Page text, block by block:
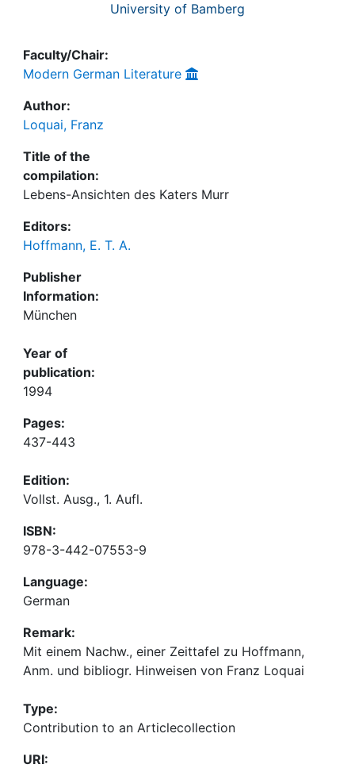
University of Bamberg
Faculty/Chair:
Modern German Literature
Author:
Loquai, Franz
Title of the
compilation:
Lebens-Ansichten des Katers Murr
Editors:
Hoffmann, E. T. A.
Publisher
Information:
München
Year of
publication:
1994
Pages:
437-443
Edition:
Vollst. Ausg., 1. Aufl.
ISBN:
978-3-442-07553-9
Language:
German
Remark:
Mit einem Nachw., einer Zeittafel zu Hoffmann,
Anm. und bibliogr. Hinweisen von Franz Loquai
Type:
Contribution to an Articlecollection
URI: